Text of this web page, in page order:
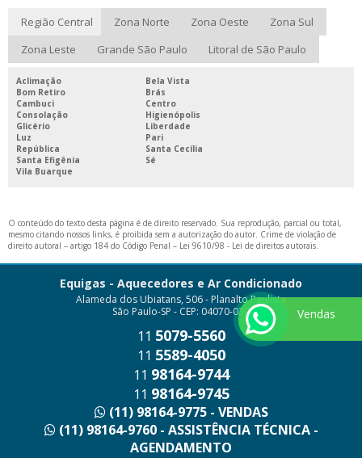
Região Central Zona Norte Zona Oeste
Zona Sul
Zona Leste
Grande São Paulo Litoral de São Paulo
Aclimação
Bela Vista
Bom Retiro
Brás
Cambuci
Centro
Consolação
Higienópolis
Glicério
Liberdade
Luz
Pari
República
Santa Cecília
Santa Efigênia
Sé
Vila Buarque
O conteúdo do texto desta página é de direito reservado. Sua reprodução, parcial ou total,
mesmo citando nossos links, é proibida sem a autorização do autor. Crime de violação de
direito autoral – artigo 184 do Código Penal – Lei 9610/98 - Lei de direitos autorais.
Equigas - Aquecedores e Ar Condicionado
Alameda dos Ubiatans, 506 - Planalto Paulista
São Paulo-SP - CEP: 04070-030
11 5079-5560
11 5589-4050
11 98164-9744
11 98164-9745
(11) 98164-9775 - VENDAS
(11) 98164-9760 - ASSISTÊNCIA TÉCNICA -
AGENDAMENTO
Vendas